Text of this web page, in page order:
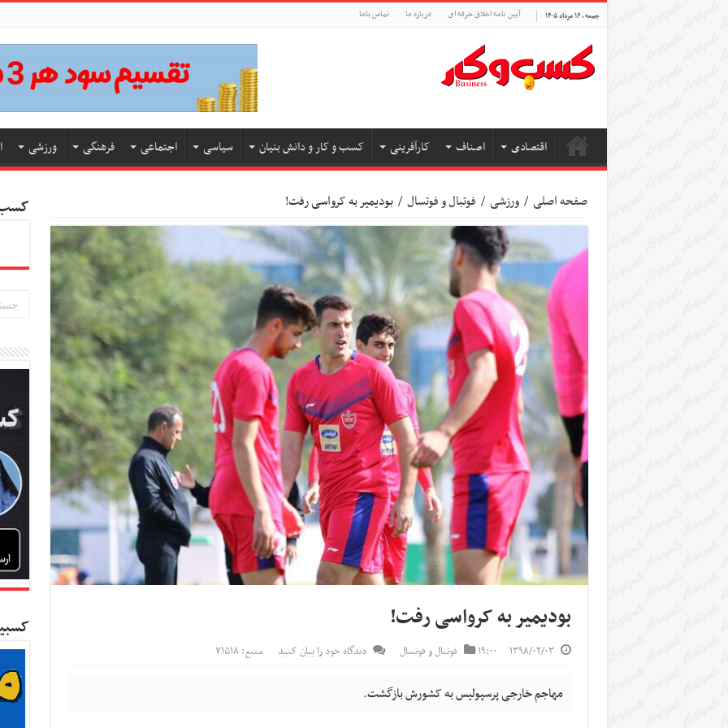
جمعه , ۱۶ مرداد ۱۴۰۵ آیین نامه اخلاق حرفه ای درباره ما تماس باما
اقتصادی اصناف کارآفرینی کسب و کار و دانش بنیان سیاسی اجتماعی فرهنگی ورزشی
صفحه اصلی / ورزشی / فوتبال و فوتسال / بودیمیر به کرواسی رفت!
بودیمیر به کرواسی رفت!
۱۳۹۸/۰۲/۰۳ ۱۹:۰۰ فوتبال و فوتسال دیدگاه خود را بیان کنید منبع: ۷۱۵۱۸
مهاجم خارجی پرسپولیس به کشورش بازگشت.
کسب